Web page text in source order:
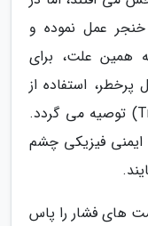
عمل نموده و
همین علت، برای
پرخطر، استفاده از
لنزهای پلی کربنات یا ترایوکس (Trivex) توصیه می گردد.
ایمنی فیزیکی چشم
های فشار را پاس